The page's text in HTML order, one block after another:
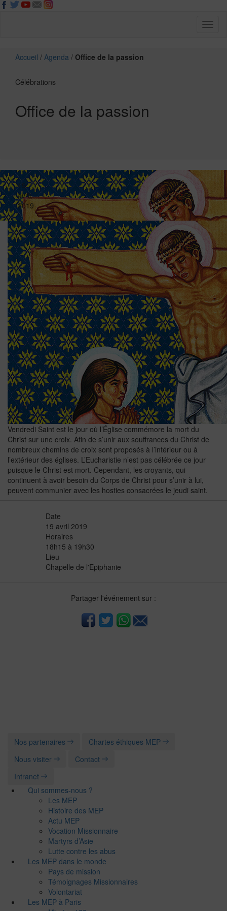
Accueil / Agenda / Office de la passion
Célébrations
Office de la passion
19
avril
2019
Vendredi Saint est le jour où l’Église commémore la mort du
Christ sur une croix. Afin de s’unir aux souffrances du Christ de
nombreux chemins de croix sont proposés à l’intérieur ou à
l’extérieur des églises. L’Eucharistie n’est pas célébrée ce jour
puisque le Christ est mort. Cependant, les croyants, qui
continuent à avoir besoin du Corps de Christ pour s’unir à lui,
peuvent communier avec les hosties consacrées le jeudi saint.
Date
19 avril 2019
Horaires
18h15 à 19h30
Lieu
Chapelle de l'Epiphanie
Partager l'événement sur :
Nos partenaires
Chartes éthiques MEP
Nous visiter
Contact
Intranet
Qui sommes-nous ?
Les MEP
Histoire des MEP
Actu MEP
Vocation Missionnaire
Martyrs d’Asie
Lutte contre les abus
Les MEP dans le monde
Pays de mission
Témoignages Missionnaires
Volontariat
Les MEP à Paris